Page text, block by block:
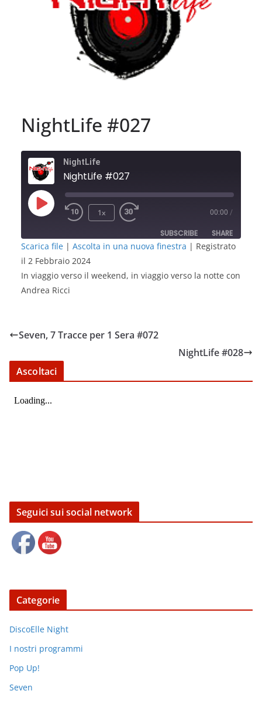
NightLife #027
NightLife
NightLife #027
Play
1x 00:00 /
SUBSCRIBE SHARE
RSS FEED
SHARE
LINK
Scarica file | Ascolta in una nuova finestra | Registrato
il 2 Febbraio 2024
In viaggio verso il weekend, in viaggio verso la notte con
Andrea Ricci
Seven, 7 Tracce per 1 Sera #072
NightLife #028
Ascoltaci
Seguici sui social network
Categorie
DiscoElle Night
I nostri programmi
Pop Up!
Seven